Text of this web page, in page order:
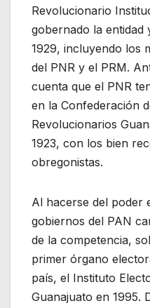
Revolucionario
gobernado la entidad
1929, incluyendo los
del PNR y el PRM.
cuenta que el PNR
en la Confederación
Revolucionarios
1923, con los bien
obregonistas.
Al hacerse del poder
gobiernos del PAN
de la competencia,
primer órgano
país, el Instituto
Guanajuato en 1995.